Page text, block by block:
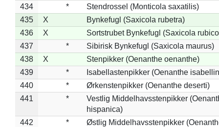
434
*
Stendrossel (Monticola saxatilis)
435
X
Bynkefugl (Saxicola rubetra)
436
X
Sortstrubet Bynkefugl (Saxicola
437
*
Sibirisk Bynkefugl (Saxicola maurus)
438
X
Stenpikker (Oenanthe oenanthe)
439
*
Isabellastenpikker (Oenanthe
440
*
Ørkenstenpikker (Oenanthe deserti)
441
*
Vestlig Middelhavsstenpikker
hispanica)
442
*
Østlig Middelhavsstenpikker